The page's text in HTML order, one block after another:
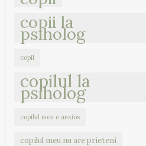
copii la
psiholog
copil
copilul la
psiholog
copilul meu e anxios
copilul meu nu are prieteni